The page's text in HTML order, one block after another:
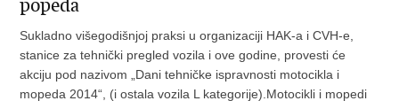
popeda
Sukladno višegodišnjoj praksi u organizaciji HAK-a i CVH-e,
stanice za tehnički pregled vozila i ove godine, provesti će
akciju pod nazivom „Dani tehničke ispravnosti motocikla i
mopeda 2014“, (i ostala vozila L kategorije).Motocikli i mopedi